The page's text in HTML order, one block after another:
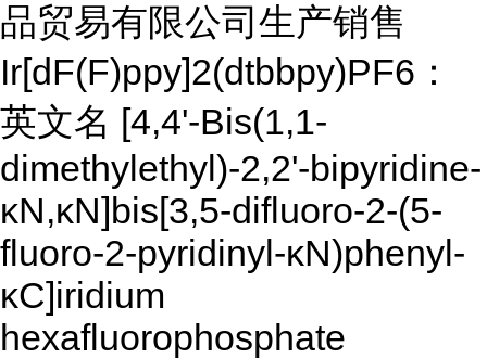
品贸易有限公司生产销售
Ir[dF(F)ppy]2(dtbbpy)PF6：
英文名 [4,4'-Bis(1,1-
dimethylethyl)-2,2'-bipyridine-
κN,κN]bis[3,5-difluoro-2-(5-
fluoro-2-pyridinyl-κN)phenyl-
κC]iridium
hexafluorophosphate